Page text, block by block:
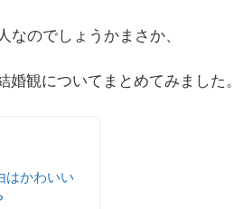
のでしょうかまさか、
観についてまとめてみました。
はかわいい